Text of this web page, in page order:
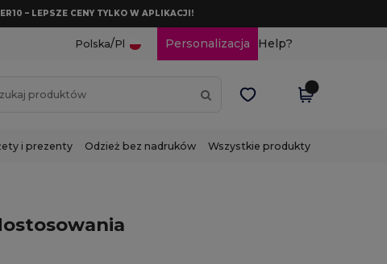
– LEPSZE CENY TYLKO W APLIKACJI!
Polska/Pl Personalizacja Help?
i prezenty Odzież bez nadruków Wszystkie produkty